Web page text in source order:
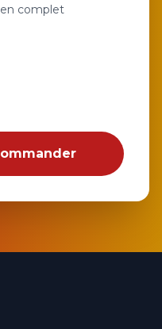
complet